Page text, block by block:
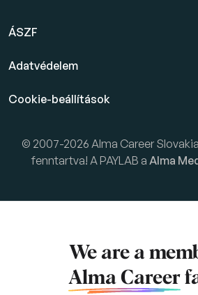
ÁSZF
Adatvédelem
Cookie-beállítások
© 2007-2026 Alma Career
fenntartva! A PAYLAB a Alma
We are a
Alma Career